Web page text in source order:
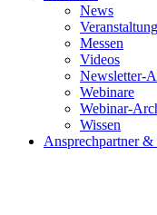
News
Messen
Videos
Newsletter-
Webinare
Webinar-
Wissen
Ansprechpartner &